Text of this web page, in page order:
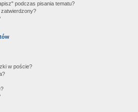
podczas pisania tematu?
w poście?